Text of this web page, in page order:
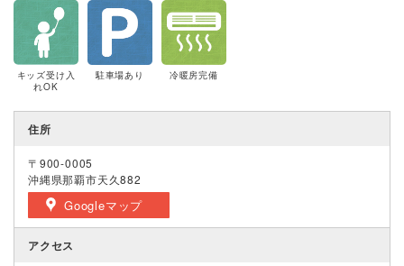
キッズ受け入
れOK
駐車場あり 冷暖房完備
住所
〒900-0005
沖縄県那覇市天久882
Googleマップ
アクセス